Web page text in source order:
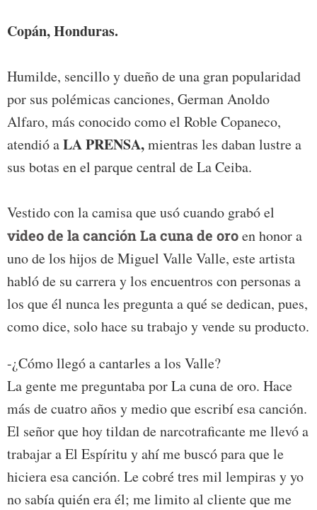
Copán, Honduras.
Humilde, sencillo y dueño de una gran popularidad
por sus polémicas canciones, German Anoldo
Alfaro, más conocido como el Roble Copaneco,
atendió aLA PRENSA,mientras les daban lustre a
sus botas en el parque central de La Ceiba.
Vestido con la camisa que usó cuando grabó el
video de la canción La cuna de oroen honor a
uno de los hijos de Miguel Valle Valle, este artista
habló de su carrera y los encuentros con personas a
los que él nunca les pregunta a qué se dedican, pues,
como dice, solo hace su trabajo y vende su producto.
-¿Cómo llegó a cantarles a los Valle?
La gente me preguntaba por La cuna de oro. Hace
más de cuatro años y medio que escribí esa canción.
El señor que hoy tildan de narcotraficante me llevó a
trabajar a El Espíritu y ahí me buscó para que le
hiciera esa canción. Le cobré tres mil lempiras y yo
no sabía quién era él; me limito al cliente que me